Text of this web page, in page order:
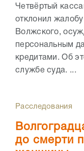
Четвёртый
отклонил
Волжского,
персональным
кредитами. Об
службе суда. ...
Расследования
до смерти